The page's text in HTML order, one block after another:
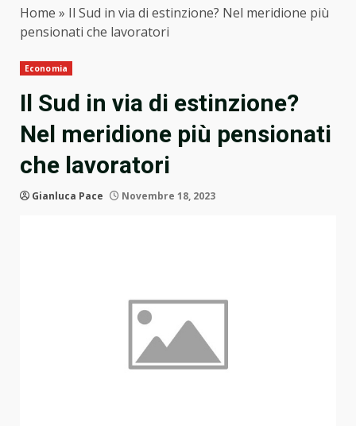
Home » Il Sud in via di estinzione? Nel meridione più
pensionati che lavoratori
Economia
Il Sud in via di estinzione?
Nel meridione più pensionati
che lavoratori
Gianluca Pace Novembre 18, 2023